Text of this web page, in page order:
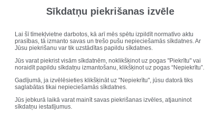
Sīkdatņu piekrišanas izvēle
Lai šī tīmekļvietne darbotos, kā arī mēs spētu izpildīt normatīvo aktu
prasības, tā izmanto savas un trešo pušu nepieciešamās sīkdatnes. Ar
Jūsu piekrišanu var tik uzstādītas papildu sīkdatnes.
Jūs varat piekrist visām sīkdatnēm, noklikšķinot uz pogas "Piekrītu" vai
noraidīt papildu sīkdatņu izmantošanu, klikšķinot uz pogas “Nepiekrītu”.
Gadījumā, ja izvēlēsieties klikšķināt uz "Nepiekrītu", jūsu datorā tiks
saglabātas tikai nepieciešamās sīkdatnes.
Jūs jebkurā laikā varat mainīt savas piekrišanas izvēles, atjauninot
sīkdatņu iestatījumus.